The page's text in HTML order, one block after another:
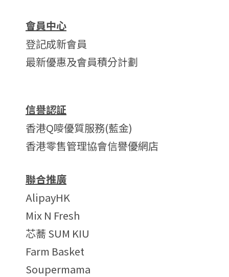
會員中心
登記成新會員
最新優惠及會員積分計劃
信譽認証
香港Q嘜優質服務(藍金)
香港零售管理協會信譽優網店
聯合推廣
AlipayHK
Mix N Fresh
芯蕎 SUM KIU
Farm Basket
Soupermama